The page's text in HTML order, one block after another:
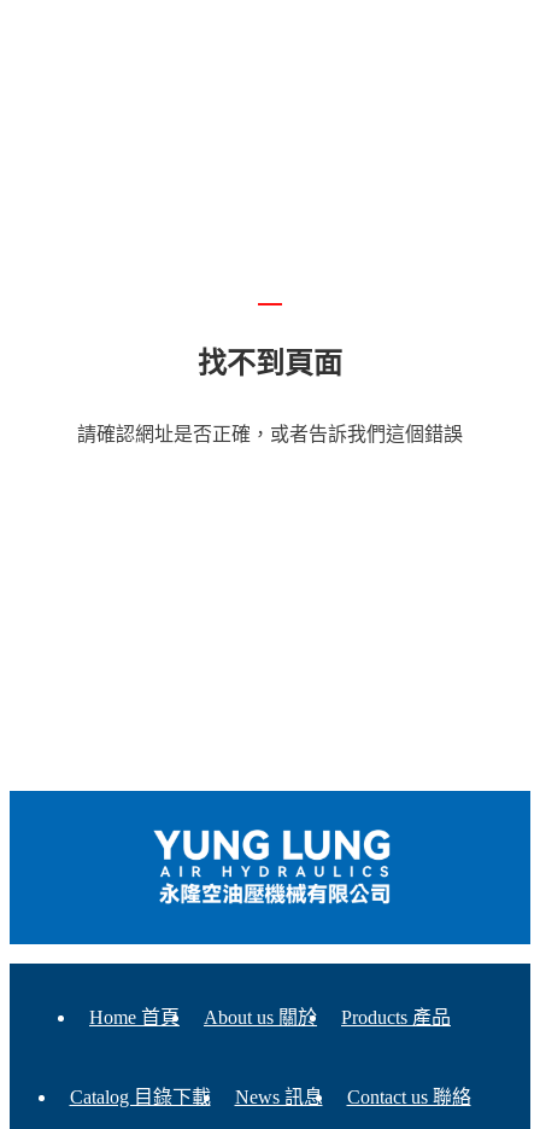
找不到頁面
請確認網址是否正確，或者告訴我們這個錯誤
Home 首頁 About us 關於 Products 產品
Catalog 目錄下載 News 訊息 Contact us 聯絡